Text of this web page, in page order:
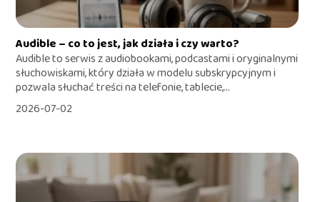
Audible – co to jest, jak działa i czy warto?
Audible to serwis z audiobookami, podcastami i oryginalnymi
słuchowiskami, który działa w modelu subskrypcyjnym i
pozwala słuchać treści na telefonie, tablecie,...
2026-07-02